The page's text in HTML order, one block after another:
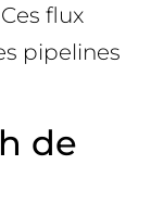
flux
pipelines
de